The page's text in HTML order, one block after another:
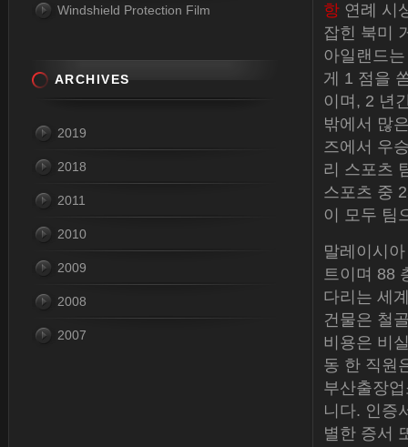
항 연례 시
잡힌 북미
아일랜드
게 1 점을
이며, 2 년
밖에서 많
즈에서 우
리 스포츠
스포츠 중
이 모두 팀
말레이시
트이며 88
다리는 세
건물은 철
비용은 비
동 한 직원
부산출장
니다. 인증
별한 증서
Windshield Protection Film
ARCHIVES
2019
2018
2011
2010
2009
2008
2007